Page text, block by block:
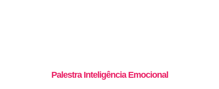
Palestra Inteligência Emocional